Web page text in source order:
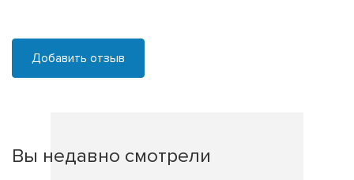
Добавить отзыв
Вы недавно смотрели